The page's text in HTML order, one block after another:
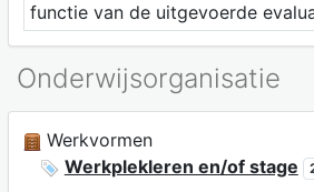
functie van de uitgevoerde
Onderwijsorganisatie
Werkvormen
Werkplekleren en/of stage